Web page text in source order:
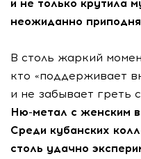
и не только крутила
неожиданно
В столь жаркий
кто «поддерживает
и не забывает греть
Ню-метал с женским
Среди кубанских
столь удачно